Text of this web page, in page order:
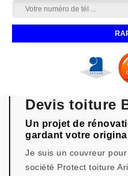
Devis toiture
Un projet de
gardant votre
Je suis un couvreur
société Protect toiture